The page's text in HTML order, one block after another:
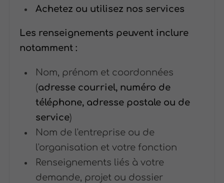
Achetez ou utilisez nos services
Les renseignements peuvent inclure
notamment :
Nom, prénom et coordonnées
(adresse courriel, numéro de
téléphone, adresse postale ou de
service)
Nom de l'entreprise ou de
l'organisation et votre fonction
Renseignements liés à votre
demande, projet ou dossier